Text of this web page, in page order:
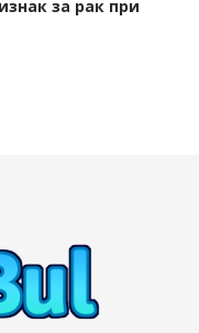
за рак при